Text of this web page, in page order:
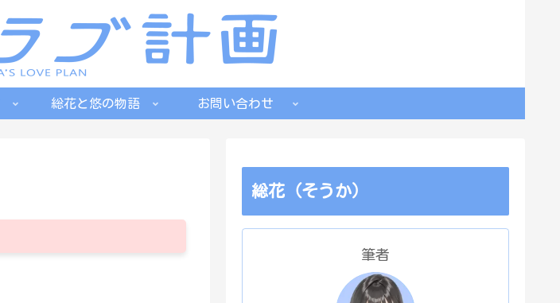
総花と悠の物語 お問い合わせ
総花（そうか）
筆者